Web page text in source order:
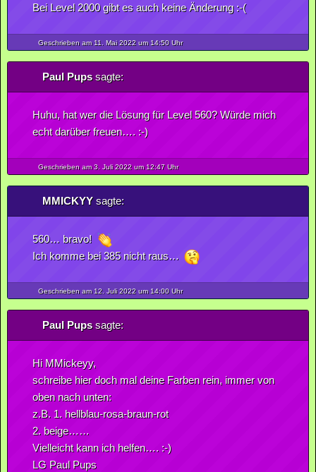
Bei Level 2000 gibt es auch keine Änderung :-(
Geschrieben am 11. Mai2022um 14:50 Uhr
Paul Pupssagte:
Huhu, hat wer die Lösung für Level 560? Würde mich
echt darüber freuen…. :-)
Geschrieben am 3. Juli2022um 12:47 Uhr
MMICKYYsagte:
560… bravo!
Ich komme bei 385 nicht raus…
Geschrieben am 12. Juli2022um 14:00 Uhr
Paul Pupssagte:
Hi MMickeyy,
schreibe hier doch mal deine Farben rein, immer von
oben nach unten:
z.B. 1. hellblau-rosa-braun-rot
2. beige……
Vielleicht kann ich helfen…. :-)
LG Paul Pups